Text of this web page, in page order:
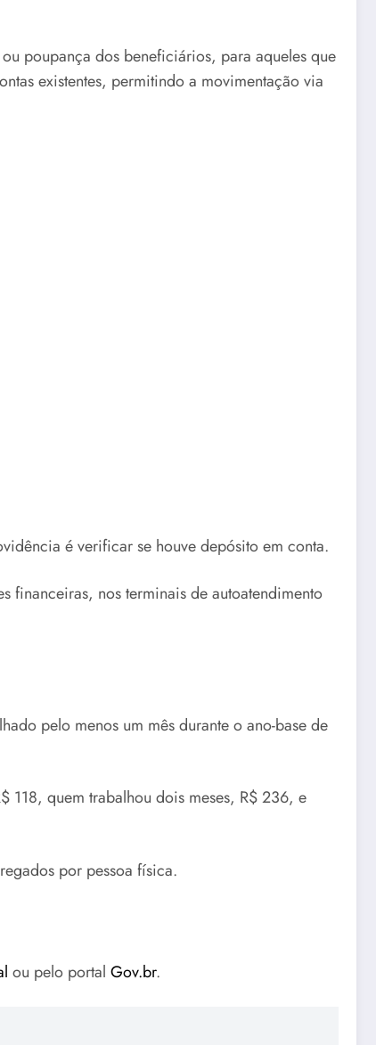
poupança dos beneficiários, para aqueles que
existentes, permitindo a movimentação via
é verificar se houve depósito em conta.
financeiras, nos terminais de autoatendimento
pelo menos um mês durante o ano-base de
118, quem trabalhou dois meses, R$ 236, e
por pessoa física.
ou pelo portal Gov.br.